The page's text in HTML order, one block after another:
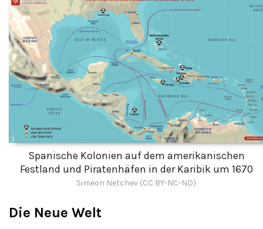
Spanische Kolonien auf dem amerikanischen
Festland und Piratenhäfen in der Karibik um 1670
Simeon Netchev (CC BY-NC-ND)
Die Neue Welt